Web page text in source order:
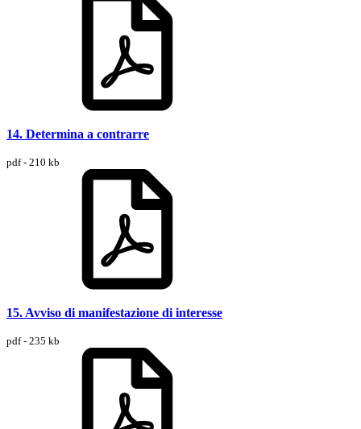
14. Determina a contrarre
pdf - 210 kb
15. Avviso di manifestazione di interesse
pdf - 235 kb